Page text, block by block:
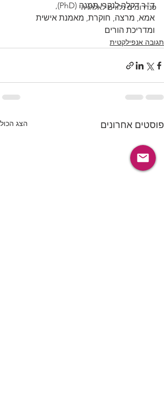
סנדרומים נלווים לאלרגיה
ד"ר דקלה לנקרי תמנה (PhD),
אמא, מרצה, חוקרת, מאמנת אישית
ומדריכת הורים
תגובה אנפילקטית
פוסטים אחרונים הצג הכול